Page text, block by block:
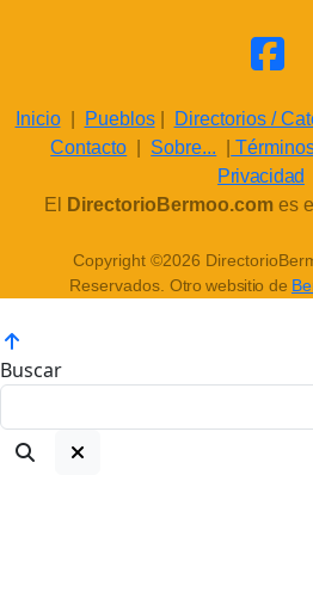
Inicio| Pueblos| Directorios /
Contacto
Sobre...
Privacidad
El
DirectorioBermoo.comes
Copyright ©2026
Reservados. Otro websitio de
Buscar